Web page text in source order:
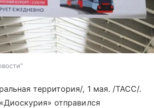
территория/, 1 мая. /ТАСС/.
отправился